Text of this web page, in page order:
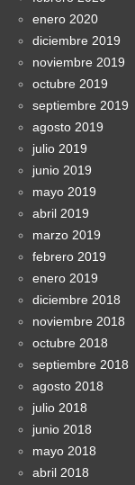
enero 2020
diciembre 2019
noviembre 2019
octubre 2019
septiembre 2019
agosto 2019
julio 2019
junio 2019
mayo 2019
abril 2019
marzo 2019
febrero 2019
enero 2019
diciembre 2018
noviembre 2018
octubre 2018
septiembre 2018
agosto 2018
julio 2018
junio 2018
mayo 2018
abril 2018